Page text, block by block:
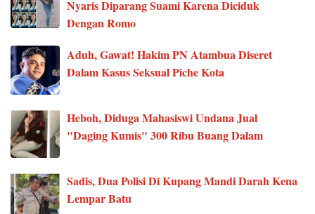
Nyaris Diparang Suami Karena Diciduk
Dengan Romo
Aduh, Gawat! Hakim PN Atambua Diseret
Dalam Kasus Seksual Piche Kota
Heboh, Diduga Mahasiswi Undana Jual
"Daging Kumis" 300 Ribu Buang Dalam
Sadis, Dua Polisi Di Kupang Mandi Darah Kena
Lempar Batu